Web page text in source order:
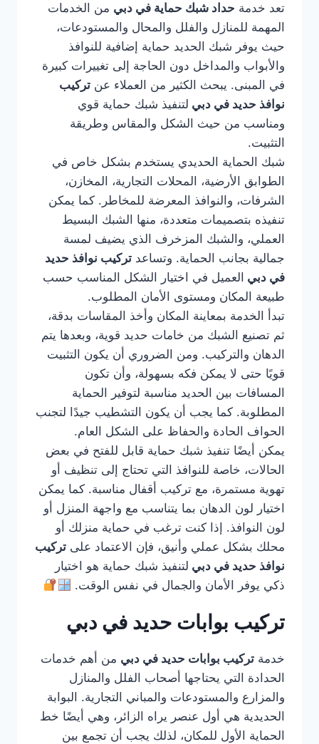
تعد خدمة حداد شبك حماية في دبي من الخدمات
المهمة للمنازل والفلل والمحال والمستودعات،
حيث يوفر شبك الحديد حماية إضافية للنوافذ
والأبواب والمداخل دون الحاجة إلى تغييرات كبيرة
في المبنى. يبحث الكثير من العملاء عن تركيب
نوافذ حديد في دبي لتنفيذ شبك حماية قوي
ومناسب من حيث الشكل والمقاس وطريقة
التثبيت.
شبك الحماية الحديدي يستخدم بشكل خاص في
الطوابق الأرضية، المحلات التجارية، المخازن،
الشرفات، والنوافذ المعرضة للمخاطر. كما يمكن
تنفيذه بتصميمات متعددة، منها الشبك البسيط
العملي، والشبك المزخرف الذي يضيف لمسة
جمالية بجانب الحماية. وتساعد تركيب نوافذ حديد
في دبي العميل في اختيار الشكل المناسب حسب
طبيعة المكان ومستوى الأمان المطلوب.
تبدأ الخدمة بمعاينة المكان وأخذ المقاسات بدقة،
ثم تصنيع الشبك من خامات حديد قوية، وبعدها يتم
الدهان والتركيب. ومن الضروري أن يكون التثبيت
قويًا حتى لا يمكن فكه بسهولة، وأن تكون
المسافات بين الحديد مناسبة لتوفير الحماية
المطلوبة. كما يجب أن يكون التشطيب جيدًا لتجنب
الحواف الحادة والحفاظ على الشكل العام.
يمكن أيضًا تنفيذ شبك حماية قابل للفتح في بعض
الحالات، خاصة للنوافذ التي تحتاج إلى تنظيف أو
تهوية مستمرة، مع تركيب أقفال مناسبة. كما يمكن
اختيار لون الدهان بما يتناسب مع واجهة المنزل أو
لون النوافذ. إذا كنت ترغب في حماية منزلك أو
محلك بشكل عملي وأنيق، فإن الاعتماد على تركيب
نوافذ حديد في دبي لتنفيذ شبك حماية هو اختيار
ذكي يوفر الأمان والجمال في نفس الوقت.
تركيب بوابات حديد في دبي
خدمة تركيب بوابات حديد في دبي من أهم خدمات
الحدادة التي يحتاجها أصحاب الفلل والمنازل
والمزارع والمستودعات والمباني التجارية. البوابة
الحديدية هي أول عنصر يراه الزائر، وهي أيضًا خط
الحماية الأول للمكان، لذلك يجب أن تجمع بين